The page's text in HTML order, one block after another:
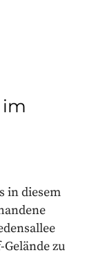
in diesem
zu